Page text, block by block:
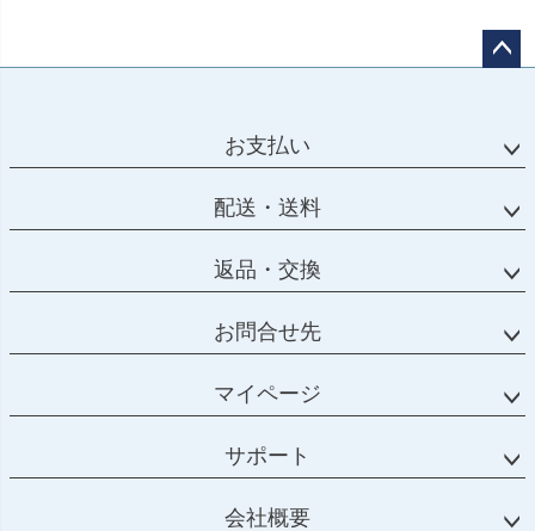
お支払い
配送・送料
返品・交換
お問合せ先
マイページ
サポート
会社概要